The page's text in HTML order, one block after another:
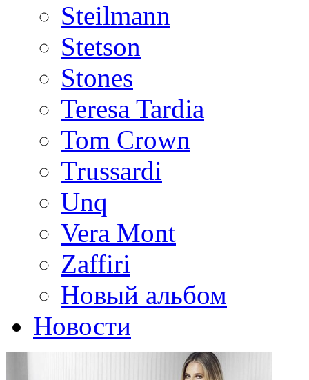
Steilmann
Stetson
Stones
Teresa Tardia
Tom Crown
Trussardi
Unq
Vera Mont
Zaffiri
Новый альбом
Новости